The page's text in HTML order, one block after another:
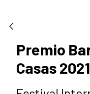
Premio
Casas 2021